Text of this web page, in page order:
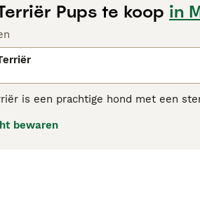
Pups te koop in
is een prachtige hond met een
en op de poten. Ze worden vaak
bewaren